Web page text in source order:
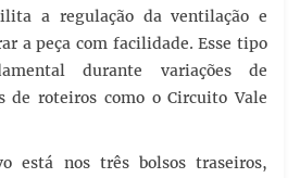
a regulação da ventilação e
a peça com facilidade. Esse tipo
durante variações de
de roteiros como o Circuito Vale
está nos três bolsos traseiros,